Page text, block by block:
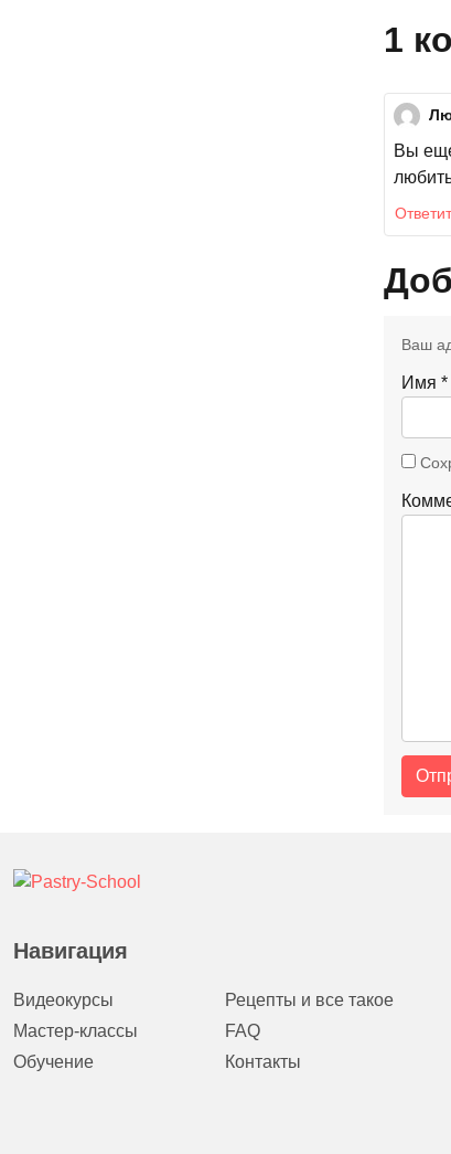
1
Вы
Ваш
Имя *
Навигация
Видеокурсы
Мастер-классы
Обучение
Рецепты и все такое
FAQ
Контакты